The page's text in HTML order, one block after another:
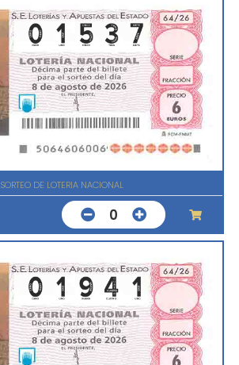
SORTEO DE LOTERIA NACIONAL
0